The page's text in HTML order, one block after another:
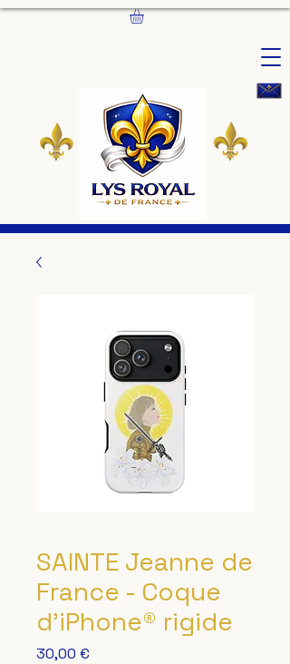
SAINTE Jeanne de
France - Coque
d'iPhone® rigide
30,00 €